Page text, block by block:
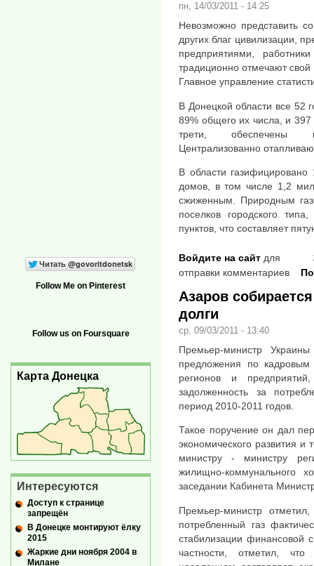
пн, 14/03/2011 - 14:25
Невозможно представить
других благ цивилизации,
предприятиями,
традиционно отмечают
Главное управление
В Донецкой области все 52
89% общего их числа, и 397
трети, обеспечены
Централизованно
В области
домов, в том числе 1,2
сжиженным. Природным
поселков городского
пунктов, что составляет
Войдите на сайт для
отправки комментариев
Азаров
долги
ср, 09/03/2011 - 13:40
Премьер-министр
предложения по кадровым
регионов и
задолженность за
период 2010-2011 годов.
Такое поручение он дал
экономического развития
министру - министру
жилищно-коммунального
заседании Кабинета
Премьер-министр
потребленный газ
стабилизации финансовой
частности, отметил, что
Follow Me on Pinterest
Follow us on Foursquare
Карта Донецка
Интересуются
Доступ к странице
запрещён
В Донецке монтируют ёлку
2015
Жаркие дни ноября 2004 в
Милане